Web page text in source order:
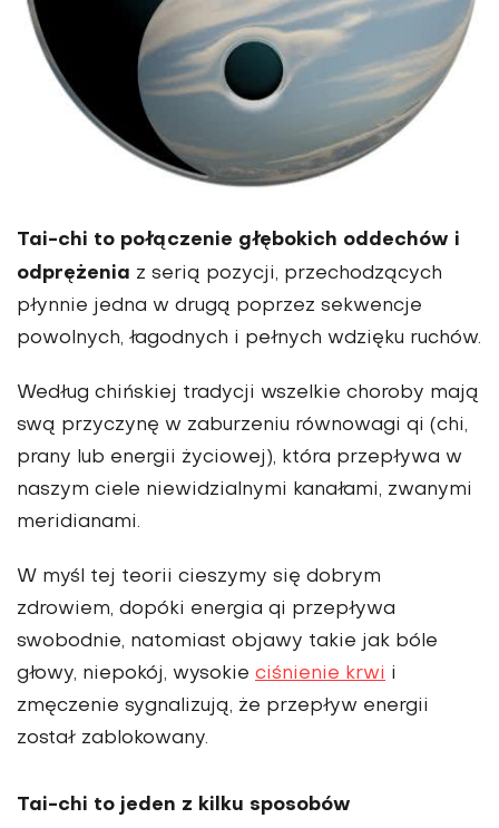
Tai-chi to połączenie głębokich oddechów i
odprężenia z serią pozycji, przechodzących
płynnie jedna w drugą poprzez sekwencje
powolnych, łagodnych i pełnych wdzięku ruchów.
Według chińskiej tradycji wszelkie choroby mają
swą przyczynę w zaburzeniu równowagi qi (chi,
prany lub energii życiowej), która przepływa w
naszym ciele niewidzialnymi kanałami, zwanymi
meridianami.
W myśl tej teorii cieszymy się dobrym
zdrowiem, dopóki energia qi przepływa
swobodnie, natomiast objawy takie jak bóle
głowy, niepokój, wysokie ciśnienie krwi i
zmęczenie sygnalizują, że przepływ energii
został zablokowany.
Tai-chi to jeden z kilku sposobów